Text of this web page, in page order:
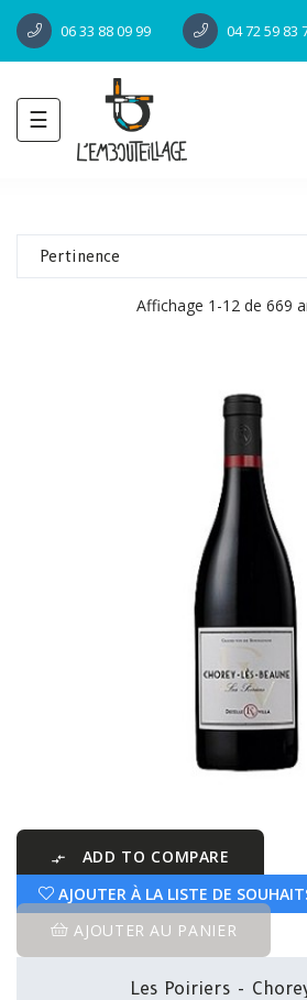
06 33 88 09 99 04 72 59 83
Toggle
navigation
☰
Pertinence
Affichage 1-12 de 669

ADD TO COMPARE
AJOUTER À LA LISTE DE
AJOUTER AU PANIER
Les Poiriers -